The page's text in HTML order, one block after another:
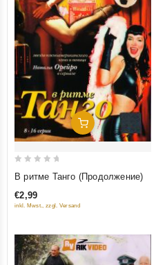
Добавить В Корзину
out
of
В ритме Танго (Продолжение)
€2,99
inkl. Mwst., zzgl. Versand